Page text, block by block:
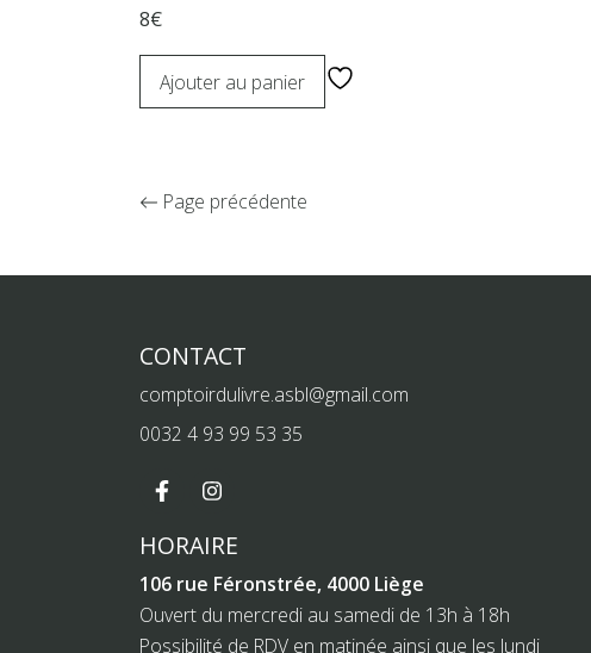
8€
Ajouter au panier
Page précédente
CONTACT
comptoirdulivre.asbl@gmail.com
0032 4 93 99 53 35
HORAIRE
106 rue Féronstrée, 4000 Liège
Ouvert du mercredi au samedi de 13h à 18h
Possibilité de RDV en matinée ainsi que les lundi